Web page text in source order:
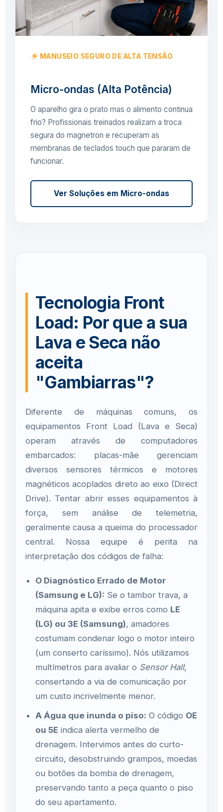
MANUSEIO SEGURO DE ALTA TENSÃO
Micro-ondas (Alta Potência)
O aparelho gira o prato mas o alimento continua
frio? Profissionais treinados realizam a troca
segura do magnetron e recuperam as
membranas de teclados touch que pararam de
funcionar.
Ver Soluções em Micro-ondas
Tecnologia Front
Load: Por que a sua
Lava e Seca não
aceita
"Gambiarras"?
Diferente de máquinas comuns, os
equipamentos Front Load (Lava e Seca)
operam através de computadores
embarcados: placas-mãe gerenciam
diversos sensores térmicos e motores
magnéticos acoplados direto ao eixo (Direct
Drive). Tentar abrir esses equipamentos à
força, sem análise de telemetria,
geralmente causa a queima do processador
central. Nossa equipe é perita na
interpretação dos códigos de falha:
O Diagnóstico Errado de Motor
(Samsung e LG): Se o tambor trava, a
máquina apita e exibe erros como LE
(LG) ou 3E (Samsung), amadores
costumam condenar logo o motor inteiro
(um conserto caríssimo). Nós utilizamos
multímetros para avaliar o Sensor Hall,
consertando a via de comunicação por
um custo incrivelmente menor.
A Água que inunda o piso: O código OE
ou 5E indica alerta vermelho de
drenagem. Intervimos antes do curto-
circuito, desobstruindo grampos, moedas
ou botões da bomba de drenagem,
preservando tanto a peça quanto o piso
do seu apartamento.